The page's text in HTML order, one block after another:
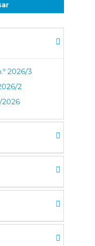
2026/3
2
2026